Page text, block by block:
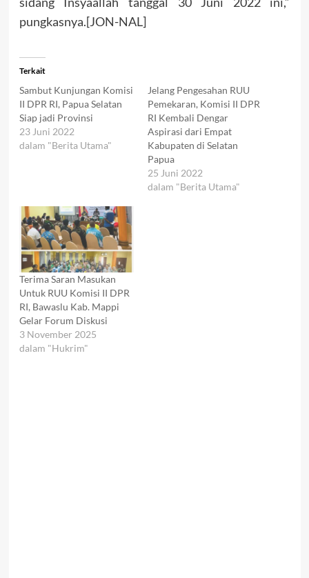
pungkasnya.[JON-NAL]
Terkait
Sambut Kunjungan Komisi
II DPR RI, Papua Selatan
Siap jadi Provinsi
23 Juni 2022
dalam "Berita Utama"
Jelang Pengesahan RUU
Pemekaran, Komisi II DPR
RI Kembali Dengar
Aspirasi dari Empat
Kabupaten di Selatan
Papua
25 Juni 2022
dalam "Berita Utama"
Terima Saran Masukan
Untuk RUU Komisi II DPR
RI, Bawaslu Kab. Mappi
Gelar Forum Diskusi
3 November 2025
dalam "Hukrim"